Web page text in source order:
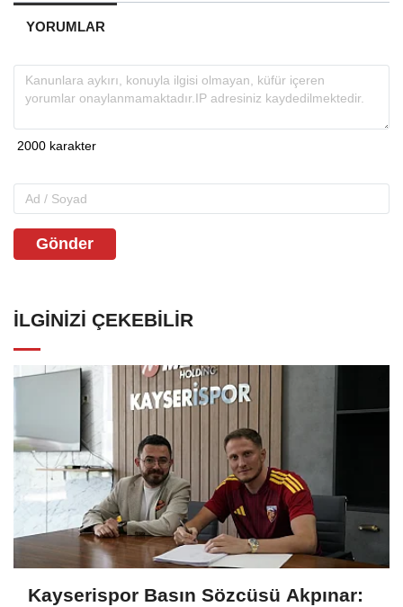
YORUMLAR
Gönder
İLGINIZI ÇEKEBILIR
Kayserispor Basın Sözcüsü Akpınar: